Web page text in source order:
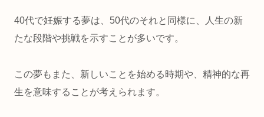
40代で妊娠する夢は、50代のそれと同様に、人生の新
たな段階や挑戦を示すことが多いです。
この夢もまた、新しいことを始める時期や、精神的な再
生を意味することが考えられます。